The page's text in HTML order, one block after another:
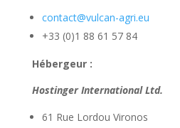
contact@vulcan-agri.eu
+33 (0)1 88 61 57 84
Hébergeur :
Hostinger International Ltd.
61 Rue Lordou Vironos